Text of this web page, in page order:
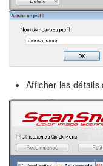
Afficher les détails